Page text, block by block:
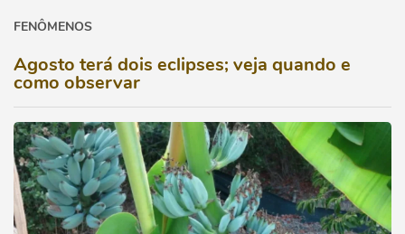
FENÔMENOS
Agosto terá dois eclipses; veja quando e
como observar